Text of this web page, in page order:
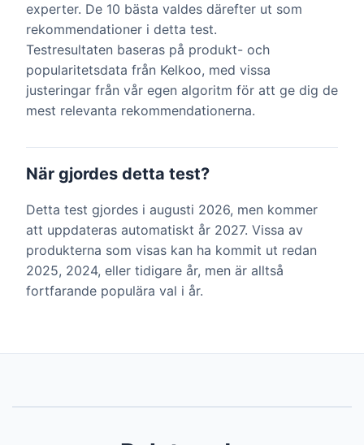
experter. De 10 bästa valdes därefter ut som
rekommendationer i detta test.
Testresultaten baseras på produkt- och
popularitetsdata från Kelkoo, med vissa
justeringar från vår egen algoritm för att ge dig de
mest relevanta rekommendationerna.
När gjordes detta test?
Detta test gjordes i augusti 2026, men kommer
att uppdateras automatiskt år 2027. Vissa av
produkterna som visas kan ha kommit ut redan
2025, 2024, eller tidigare år, men är alltså
fortfarande populära val i år.